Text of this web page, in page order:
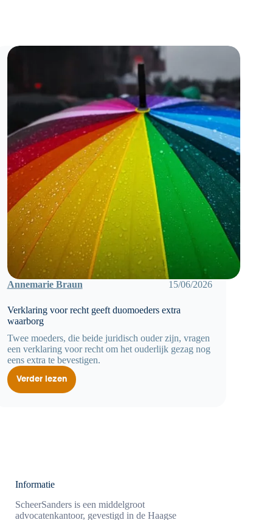
Annemarie Braun 15/06/2026
Verklaring voor recht geeft duomoeders extra
waarborg
Twee moeders, die beide juridisch ouder zijn, vragen
een verklaring voor recht om het ouderlijk gezag nog
eens extra te bevestigen.
Verder lezen
Verklaring
Informatie
ScheerSanders is een middelgroot
advocatenkantoor, gevestigd in de Haagse